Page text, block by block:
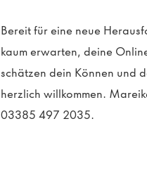
Bereit für eine neue
kaum erwarten, deine
schätzen dein Können und
herzlich willkommen.
03385 497 2035.